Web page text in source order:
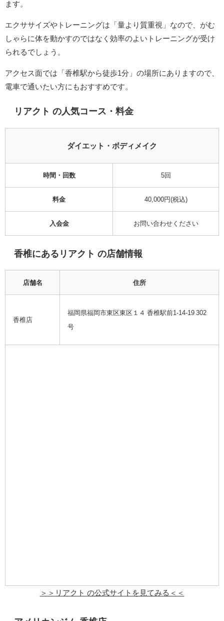
ます。
エクササイズやトレーニングは「量より質重視」なので、がむ
しゃらに体を動かすのではなく効率のよいトレーニングが受け
られるでしょう。
アクセス面では「香椎駅から徒歩1分」の場所にありますので、
電車で通いたい方にもおすすめです。
リアクト の人気コース・料金
ダイエット・ボディメイク
時間・回数 5回
料金 40,000円(税込)
入会金 お問い合わせください
香椎にあるリアクト の店舗情報
店舗名 住所
香椎店
福岡県福岡市東区東区１４ 香椎駅前1-14-19 302
号
＞＞ リアクト の公式サイトを見てみる＜＜